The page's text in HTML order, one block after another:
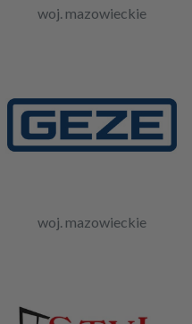
woj. mazowieckie
woj. mazowieckie